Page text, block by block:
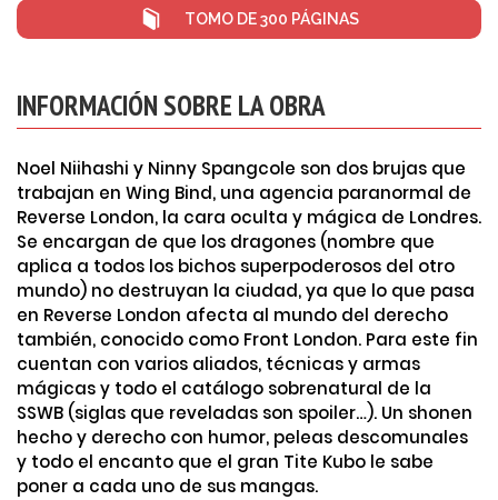
TOMO DE 300 PÁGINAS
INFORMACIÓN SOBRE LA OBRA
Noel Niihashi y Ninny Spangcole son dos brujas que
trabajan en Wing Bind, una agencia paranormal de
Reverse London, la cara oculta y mágica de Londres.
Se encargan de que los dragones (nombre que
aplica a todos los bichos superpoderosos del otro
mundo) no destruyan la ciudad, ya que lo que pasa
en Reverse London afecta al mundo del derecho
también, conocido como Front London. Para este fin
cuentan con varios aliados, técnicas y armas
mágicas y todo el catálogo sobrenatural de la
SSWB (siglas que reveladas son spoiler…). Un shonen
hecho y derecho con humor, peleas descomunales
y todo el encanto que el gran Tite Kubo le sabe
poner a cada uno de sus mangas.